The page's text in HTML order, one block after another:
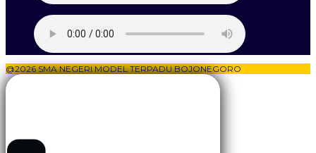
@2026 SMA NEGERI MODEL TERPADU BOJONEGORO